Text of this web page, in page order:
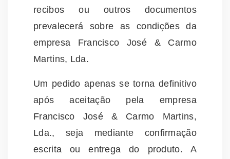
recibos ou outros documentos
prevalecerá sobre as condições da
empresa Francisco José & Carmo
Martins, Lda.
Um pedido apenas se torna definitivo
após aceitação pela empresa
Francisco José & Carmo Martins,
Lda., seja mediante confirmação
escrita ou entrega do produto. A